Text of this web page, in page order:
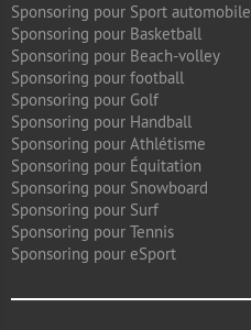
Sponsoring pour Sport automobile
Sponsoring pour Basketball
Sponsoring pour Beach-volley
Sponsoring pour football
Sponsoring pour Golf
Sponsoring pour Handball
Sponsoring pour Athlétisme
Sponsoring pour Équitation
Sponsoring pour Snowboard
Sponsoring pour Surf
Sponsoring pour Tennis
Sponsoring pour eSport